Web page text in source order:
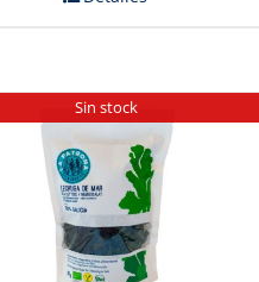
Sin stock